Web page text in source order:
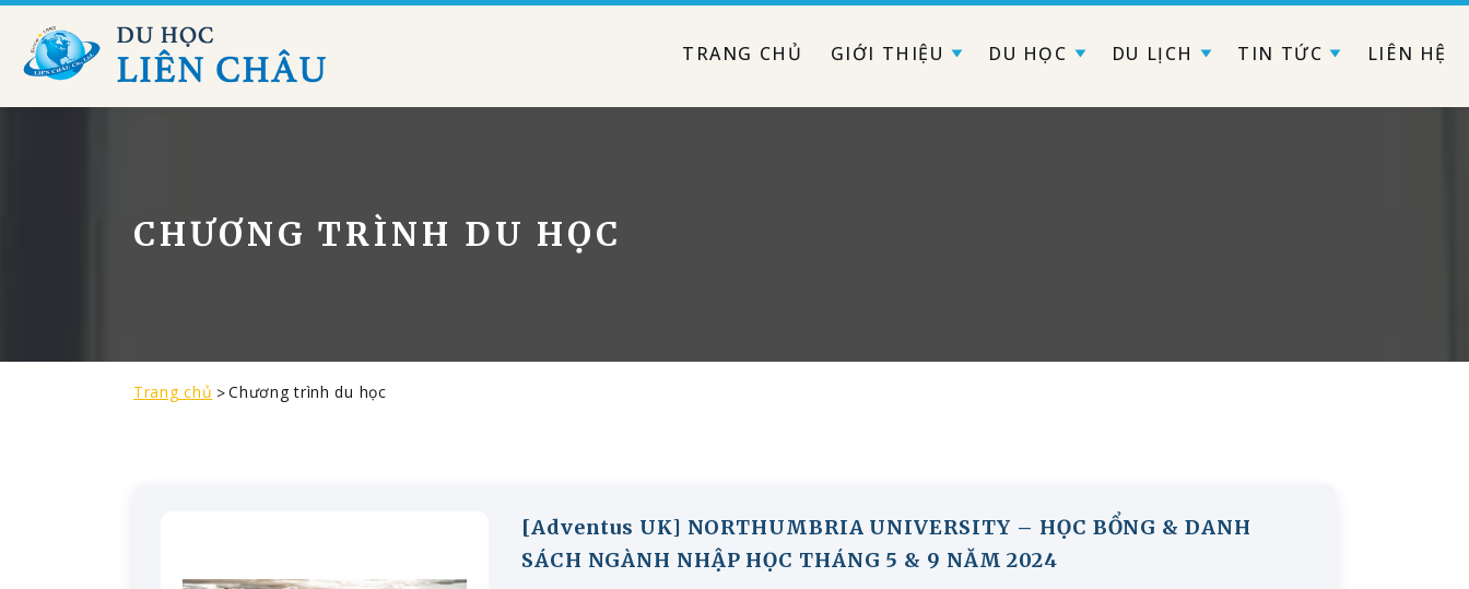
TRANG CHỦ GIỚI THIỆU DU HỌC DU LỊCH TIN TỨC LIÊN HỆ
CHƯƠNG TRÌNH DU HỌC
Trang chủ Chương trình du học
[Adventus UK] NORTHUMBRIA UNIVERSITY – HỌC BỔNG & DANH
SÁCH NGÀNH NHẬP HỌC THÁNG 5 & 9 NĂM 2024